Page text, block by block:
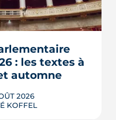
: les textes à
automne
2026
KOFFEL